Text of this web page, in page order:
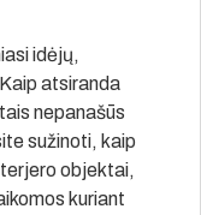
idėjų,
atsiranda
nepanašūs
sužinoti, kaip
objektai,
kuriant